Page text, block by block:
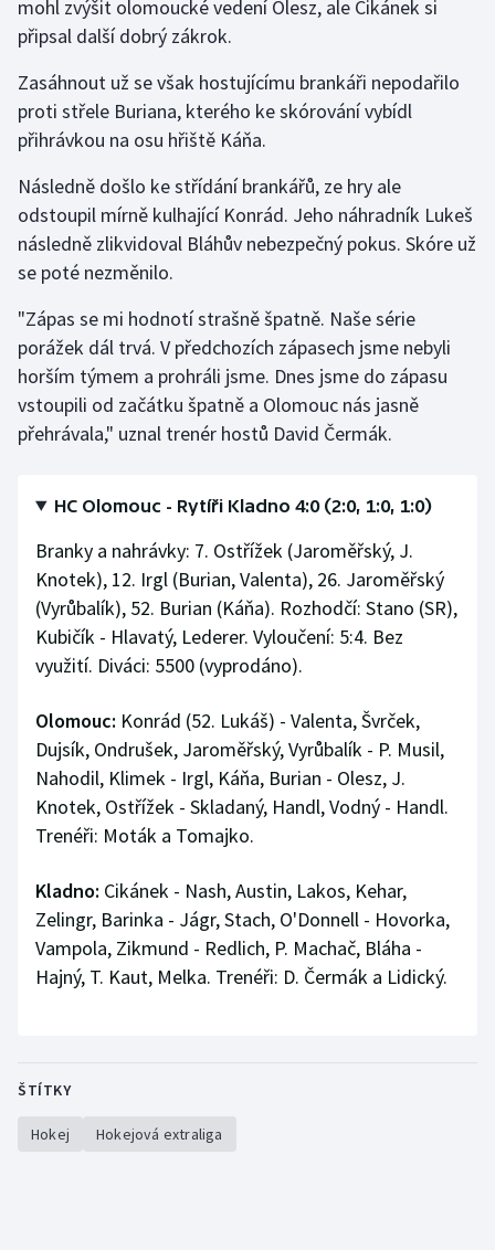
mohl zvýšit olomoucké vedení Olesz, ale Cikánek si
připsal další dobrý zákrok.
Zasáhnout už se však hostujícímu brankáři nepodařilo
proti střele Buriana, kterého ke skórování vybídl
přihrávkou na osu hřiště Káňa.
Následně došlo ke střídání brankářů, ze hry ale
odstoupil mírně kulhající Konrád. Jeho náhradník Lukeš
následně zlikvidoval Bláhův nebezpečný pokus. Skóre už
se poté nezměnilo.
"Zápas se mi hodnotí strašně špatně. Naše série
porážek dál trvá. V předchozích zápasech jsme nebyli
horším týmem a prohráli jsme. Dnes jsme do zápasu
vstoupili od začátku špatně a Olomouc nás jasně
přehrávala," uznal trenér hostů David Čermák.
HC Olomouc - Rytíři Kladno 4:0 (2:0, 1:0, 1:0)
Branky a nahrávky: 7. Ostřížek (Jaroměřský, J.
Knotek), 12. Irgl (Burian, Valenta), 26. Jaroměřský
(Vyrůbalík), 52. Burian (Káňa). Rozhodčí: Stano (SR),
Kubičík - Hlavatý, Lederer. Vyloučení: 5:4. Bez
využití. Diváci: 5500 (vyprodáno).
Olomouc: Konrád (52. Lukáš) - Valenta, Švrček,
Dujsík, Ondrušek, Jaroměřský, Vyrůbalík - P. Musil,
Nahodil, Klimek - Irgl, Káňa, Burian - Olesz, J.
Knotek, Ostřížek - Skladaný, Handl, Vodný - Handl.
Trenéři: Moták a Tomajko.
Kladno: Cikánek - Nash, Austin, Lakos, Kehar,
Zelingr, Barinka - Jágr, Stach, O'Donnell - Hovorka,
Vampola, Zikmund - Redlich, P. Machač, Bláha -
Hajný, T. Kaut, Melka. Trenéři: D. Čermák a Lidický.
ŠTÍTKY
Hokej Hokejová extraliga